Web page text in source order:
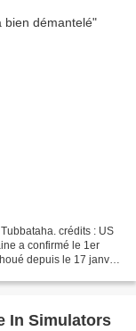
crédits : US
a confirmé le 1er
depuis le 17 janvier
In Simulators